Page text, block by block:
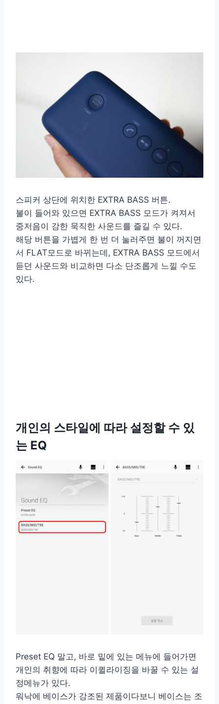
스피커 상단에 위치한 EXTRA BASS 버튼.
불이 들어와 있으면 EXTRA BASS 모드가 켜져서
중저음이 강한 묵직한 사운드를 즐길 수 있다.
해당 버튼을 가볍게 한 번 더 눌러주면 불이 꺼지면
서 FLAT모드로 바뀌는데, EXTRA BASS 모드에서
듣던 사운드와 비교하면 다소 단조롭게 느낄 수도
있다.
개인의 스타일에 따라 설정할 수 있
는 EQ
Preset EQ 말고, 바로 밑에 있는 메뉴에 들어가면
개인의 취향에 따라 이퀼라이징을 바꿀 수 있는 설
정메뉴가 있다.
워낙에 베이스가 강조된 제품이다보니 베이스는 조